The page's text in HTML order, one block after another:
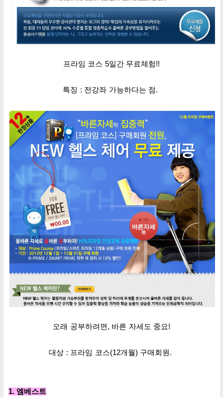
프라임 코스 5일간 무료체험!!
특징 : 전강좌 가능하다는 점.
오래 공부하려면, 바른 자세도 중요!
대상 : 프라임 코스(12개월) 구매회원.
1. 엠베스트